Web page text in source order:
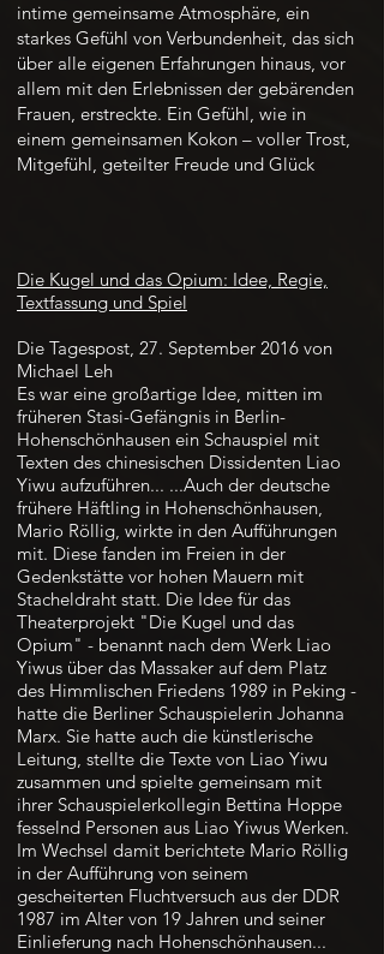
intime gemeinsame Atmosphäre, ein
starkes Gefühl von Verbundenheit, das sich
über alle eigenen Erfahrungen hinaus, vor
allem mit den Erlebnissen der gebärenden
Frauen, erstreckte. Ein Gefühl, wie in
einem gemeinsamen Kokon – voller Trost,
Mitgefühl, geteilter Freude und Glück
Die Kugel und das Opium: Idee, Regie,
Textfassung und Spiel
Die Tagespost, 27. September 2016 von
Michael Leh
Es war eine großartige Idee, mitten im
früheren Stasi-Gefängnis in Berlin-
Hohenschönhausen ein Schauspiel mit
Texten des chinesischen Dissidenten Liao
Yiwu aufzuführen... ...Auch der deutsche
frühere Häftling in Hohenschönhausen,
Mario Röllig, wirkte in den Aufführungen
mit. Diese fanden im Freien in der
Gedenkstätte vor hohen Mauern mit
Stacheldraht statt. Die Idee für das
Theaterprojekt "Die Kugel und das
Opium" - benannt nach dem Werk Liao
Yiwus über das Massaker auf dem Platz
des Himmlischen Friedens 1989 in Peking -
hatte die Berliner Schauspielerin Johanna
Marx. Sie hatte auch die künstlerische
Leitung, stellte die Texte von Liao Yiwu
zusammen und spielte gemeinsam mit
ihrer Schauspielerkollegin Bettina Hoppe
fesselnd Personen aus Liao Yiwus Werken.
Im Wechsel damit berichtete Mario Röllig
in der Aufführung von seinem
gescheiterten Fluchtversuch aus der DDR
1987 im Alter von 19 Jahren und seiner
Einlieferung nach Hohenschönhausen...